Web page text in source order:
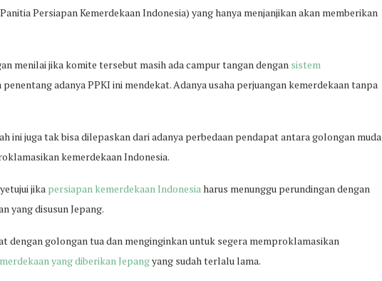
Persiapan Kemerdekaan Indonesia) yang hanya menjanjikan akan memberikan
menilai jika komite tersebut masih ada campur tangan dengan sistem
adanya PPKI ini mendekat. Adanya usaha perjuangan kemerdekaan tanpa
ini juga tak bisa dilepaskan dari adanya perbedaan pendapat antara golongan muda
kemerdekaan Indonesia.
jika persiapan kemerdekaan Indonesiaharus menunggu perundingan dengan
yang disusun Jepang.
dengan golongan tua dan menginginkan untuk segera memproklamasikan
yang diberikan Jepangyang sudah terlalu lama.